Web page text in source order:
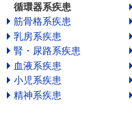
循環器系疾患
筋骨格系疾患
乳房系疾患
腎・尿路系疾患
血液系疾患
小児系疾患
精神系疾患